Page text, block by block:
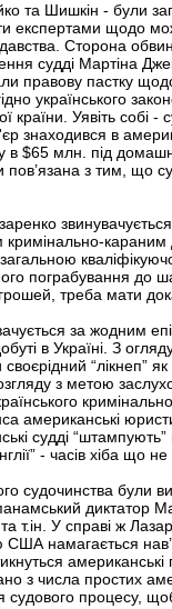
та Шишкін - були
експертами щодо
Сторона
судді Мартіна
правову пастку
українського
країни. Уявіть собі
знаходився в
в $65 млн. під
пов’язана з тим, що
загальною
пограбування до
треба мати
за жодним
в Україні. З
“лікнеп”
з метою
американські
судді
- часів хіба що
судочинства
диктатор
т.ін. У справі ж
намагається
з числа простих
судового процесу,